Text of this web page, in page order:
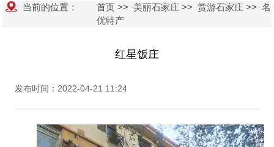
当前的位置： 首页 >> 美丽石家庄 >>赏游石家庄 >>名
优特产
红星饭庄
发布时间：2022-04-21 11:24